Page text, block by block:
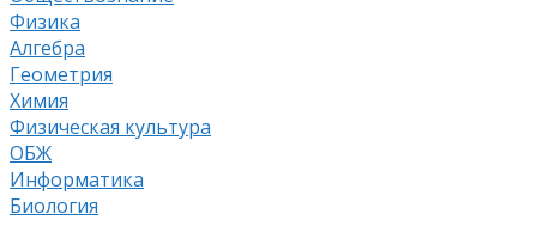
Физика
Алгебра
Геометрия
Химия
Физическая культура
ОБЖ
Информатика
Биология